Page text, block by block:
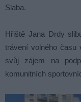
Slaba.
Hřiště Jana Drdy
trávení volného času
svůj zájem na
komunitních